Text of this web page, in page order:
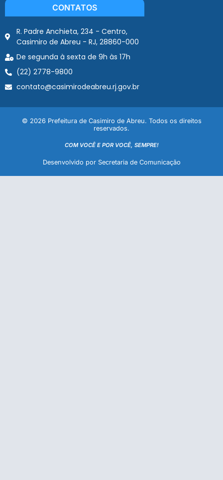
CONTATOS
R. Padre Anchieta, 234 - Centro,
Casimiro de Abreu - RJ, 28860-000
De segunda à sexta de 9h às 17h
(22) 2778-9800
contato@casimirodeabreu.rj.gov.br
© 2026 Prefeitura de Casimiro de Abreu. Todos os direitos
reservados.
COM VOCÊ E POR VOCÊ, SEMPRE!
Desenvolvido por Secretaria de Comunicação